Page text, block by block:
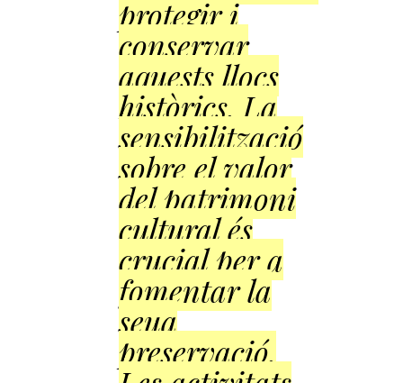
protegir i
conservar
aquests llocs
històrics. La
sensibilització
sobre el valor
del patrimoni
cultural és
crucial per a
fomentar la
seua
preservació.